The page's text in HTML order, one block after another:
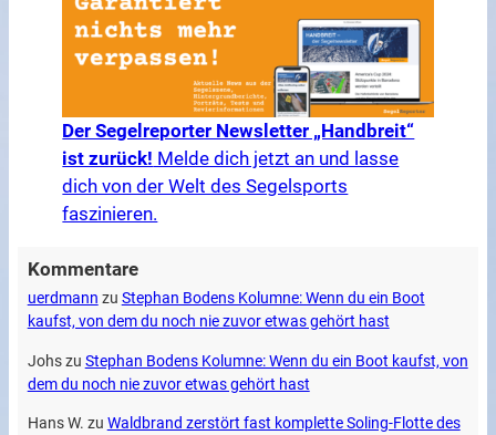
Der Segelreporter Newsletter „Handbreit“
ist zurück! Melde dich jetzt an und lasse
dich von der Welt des Segelsports
faszinieren.
Kommentare
uerdmann zu Stephan Bodens Kolumne: Wenn du ein Boot
kaufst, von dem du noch nie zuvor etwas gehört hast
Johszu Stephan Bodens Kolumne: Wenn du ein Boot kaufst, von
dem du noch nie zuvor etwas gehört hast
Hans W. zu Waldbrand zerstört fast komplette Soling-Flotte des